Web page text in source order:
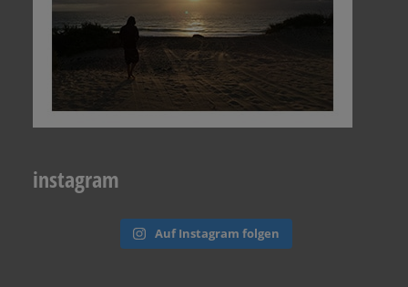
instagram
Auf Instagram folgen